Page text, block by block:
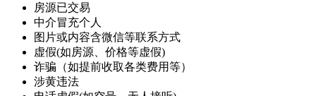
房源已交易
中介冒充个人
图片或内容含微信等联系方式
虚假(如房源、价格等虚假)
诈骗（如提前收取各类费用等）
涉黄违法